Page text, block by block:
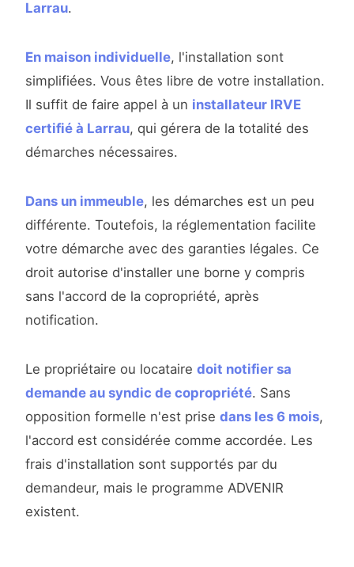
Larrau.
En maison individuelle, l'installation sont
simplifiées. Vous êtes libre de votre installation.
Il suffit de faire appel à un installateur IRVE
certifié à Larrau, qui gérera de la totalité des
démarches nécessaires.
Dans un immeuble, les démarches est un peu
différente. Toutefois, la réglementation facilite
votre démarche avec des garanties légales. Ce
droit autorise d'installer une borne y compris
sans l'accord de la copropriété, après
notification.
Le propriétaire ou locataire doit notifier sa
demande au syndic de copropriété. Sans
opposition formelle n'est prise dans les 6 mois,
l'accord est considérée comme accordée. Les
frais d'installation sont supportés par du
demandeur, mais le programme ADVENIR
existent.